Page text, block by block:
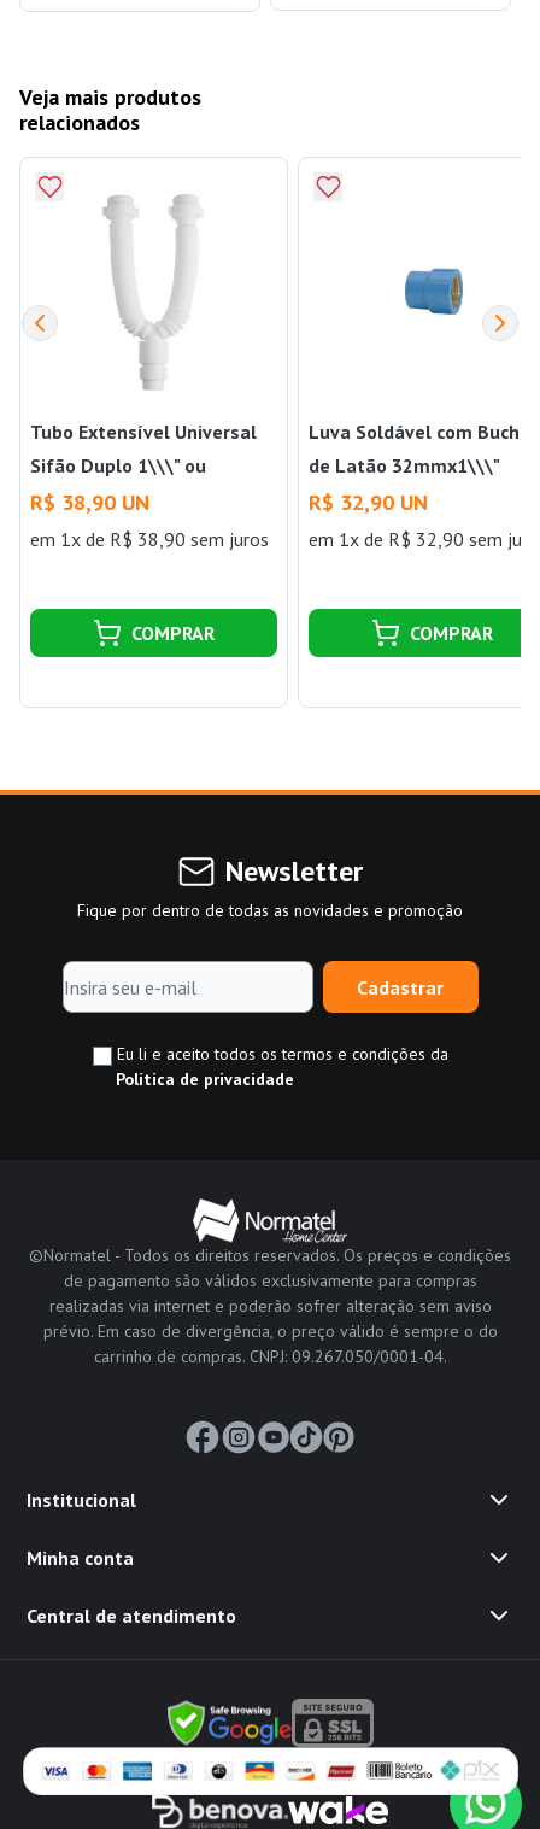
Veja mais produtos
relacionados
Tubo Extensível Universal
Sifão Duplo 1\\\" ou
1.1/4\\\" ou 1.1/2\\\" x DN
38/40/48/50 Branco
R$ 38,90 UN
em 1x de R$ 38,90 sem juros
COMPRAR
Luva Soldável com Bucha
de Latão 32mmx1\\\"
Amanco Wavin Amanco
Wavin
R$ 32,90 UN
em 1x de R$ 32,90 sem
COMPRAR
Newsletter
Fique por dentro de todas as novidades e promoção
Cadastrar
Eu li e aceito todos os termos e condições da
Política de privacidade
©Normatel - Todos os direitos reservados. Os preços e condições
de pagamento são válidos exclusivamente para compras
realizadas via internet e poderão sofrer alteração sem aviso
prévio. Em caso de divergência, o preço válido é sempre o do
carrinho de compras. CNPJ: 09.267.050/0001-04.
Institucional
Minha conta
Central de atendimento